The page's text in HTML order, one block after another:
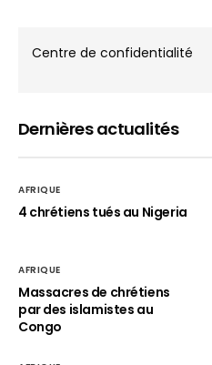
Centre de confidentialité
Dernières actualités
AFRIQUE
4 chrétiens tués au Nigeria
AFRIQUE
Massacres de chrétiens
par des islamistes au
Congo